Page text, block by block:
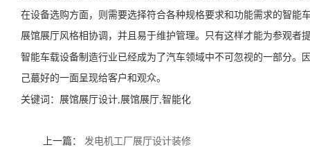
在设备选购方面，则需要选择符合各种规格要求和功能需求的智
展馆展厅风格相协调，并且易于维护管理。只有这样才能为参观者
智能车载设备制造行业已经成为了汽车领域中不可忽视的一部分
己蕞好的一面呈现给客户和观众。
关键词： 展馆展厅设计,展馆展厅,智能化
上一篇： 发电机工厂展厅设计装修